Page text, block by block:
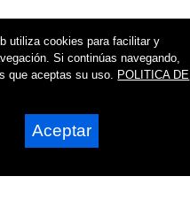
utiliza cookies para facilitar y
Si continúas navegando,
que aceptas su uso. POLITICA DE
Aceptar